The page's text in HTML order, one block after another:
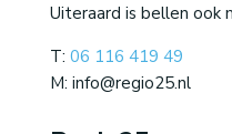
Uiteraard is bellen ook
T: 06 116 419 49
M: info@regio25.nl